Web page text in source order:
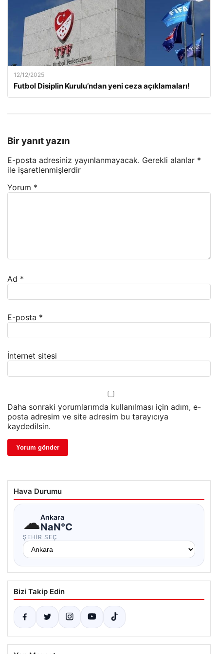
12/12/2025
Futbol Disiplin Kurulu’ndan yeni ceza açıklamaları!
Bir yanıt yazın
E-posta adresiniz yayınlanmayacak. Gerekli alanlar *
ile işaretlenmişlerdir
Yorum *
Ad *
E-posta *
İnternet sitesi
Daha sonraki yorumlarımda kullanılması için adım, e-
posta adresim ve site adresim bu tarayıcıya
kaydedilsin.
Hava Durumu
☁Ankara
NaN°C
ŞEHIR SEÇ
Bizi Takip Edin